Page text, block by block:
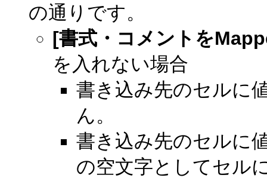
の通りです。
[書式・コメントを
を入れない場合
書き込み先のセルに
ん。
書き込み先のセルに
の空文字としてセル